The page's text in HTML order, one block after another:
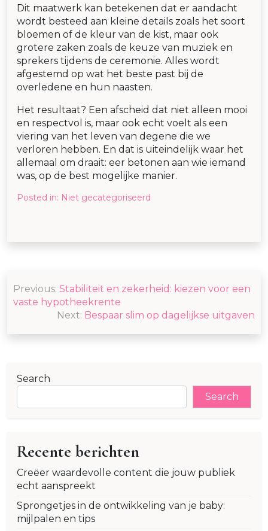
Dit maatwerk kan betekenen dat er aandacht
wordt besteed aan kleine details zoals het soort
bloemen of de kleur van de kist, maar ook
grotere zaken zoals de keuze van muziek en
sprekers tijdens de ceremonie. Alles wordt
afgestemd op wat het beste past bij de
overledene en hun naasten.
Het resultaat? Een afscheid dat niet alleen mooi
en respectvol is, maar ook echt voelt als een
viering van het leven van degene die we
verloren hebben. En dat is uiteindelijk waar het
allemaal om draait: eer betonen aan wie iemand
was, op de best mogelijke manier.
Posted in: Niet gecategoriseerd
Post
navigation
Previous: Stabiliteit en zekerheid: kiezen voor een
vaste hypotheekrente
Next: Bespaar slim op dagelijkse uitgaven
Search
Search
Recente berichten
Creëer waardevolle content die jouw publiek
echt aanspreekt
Sprongetjes in de ontwikkeling van je baby:
mijlpalen en tips